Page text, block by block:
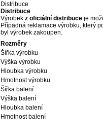
Distribuce
Distribuce
Výrobek z oficiální distribuce je
Případná reklamace výrobku, který
byl výrobek zakoupen.
Rozměry
Šířka výrobku
Výška výrobku
Hloubka výrobku
Hmotnost výrobku
Šířka balení
Výška balení
Hloubka balení
Hmotnost balení